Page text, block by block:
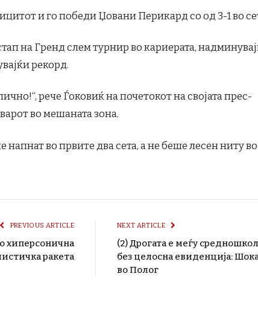
и го победи Џовани Перикард со од 3-1 во
на Гренд слем турнир во кариерата,
рекорд.
рече Ѓоковиќ на почетокот на својата прес-
во мешаната зона.
во првите два сета, а не беше лесен ниту во
PREVIOUS ARTICLE
хиперсонична
ракета
NEXT ARTICLE
(2) Дрогата e меѓу
без целосна евиденција:
во Полог